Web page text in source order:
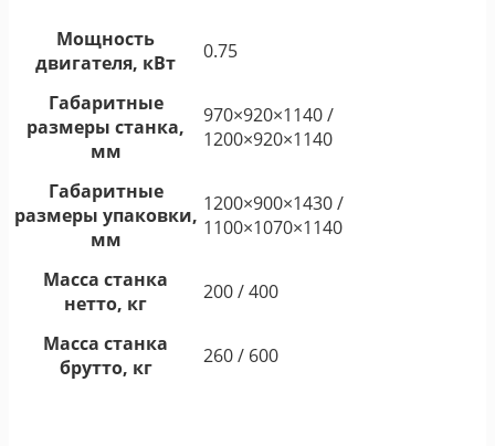
Мощность
двигателя, кВт
0.75
Габаритные
размеры станка,
мм
970×920×1140 /
1200×920×1140
Габаритные
размеры упаковки,
мм
1200×900×1430 /
1100×1070×1140
Масса станка
нетто, кг
200 / 400
Масса станка
брутто, кг
260 / 600